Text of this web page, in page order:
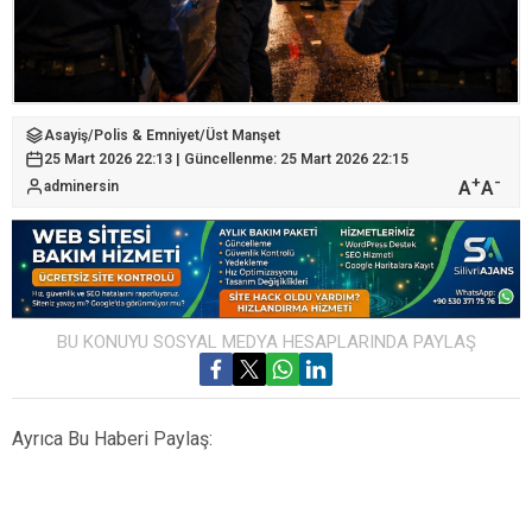
Asayiş/Polis & Emniyet/Üst Manşet
25 Mart 2026 22:13 | Güncellenme: 25 Mart 2026 22:15
adminersin
A+A-
BU KONUYU SOSYAL MEDYA HESAPLARINDA PAYLAŞ
Ayrıca Bu Haberi Paylaş: